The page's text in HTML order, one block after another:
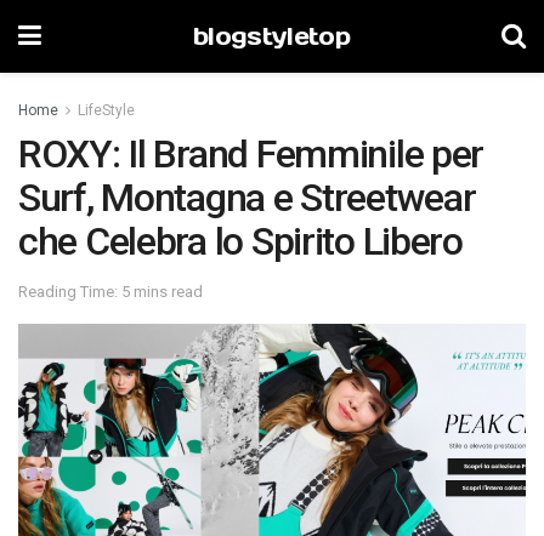
blogstyletop
Home LifeStyle
ROXY: Il Brand Femminile per
Surf, Montagna e Streetwear
che Celebra lo Spirito Libero
Reading Time: 5 mins read